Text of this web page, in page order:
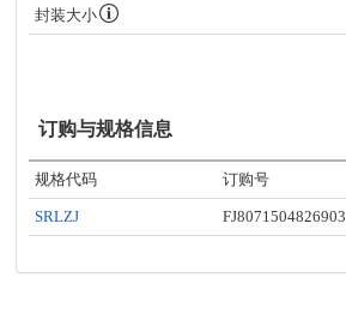
封装大小
订购与规格信息
规格代码 订购号
SRLZJ FJ8071504826903